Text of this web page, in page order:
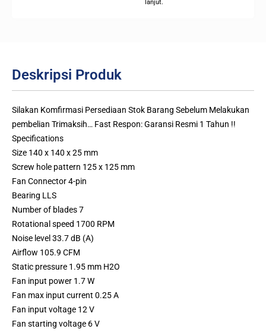
lanjut.
Deskripsi Produk
Silakan Komfirmasi Persediaan Stok Barang Sebelum Melakukan
pembelian Trimaksih… Fast Respon: Garansi Resmi 1 Tahun !!
Specifications
Size 140 x 140 x 25 mm
Screw hole pattern 125 x 125 mm
Fan Connector 4-pin
Bearing LLS
Number of blades 7
Rotational speed 1700 RPM
Noise level 33.7 dB (A)
Airflow 105.9 CFM
Static pressure 1.95 mm H2O
Fan input power 1.7 W
Fan max input current 0.25 A
Fan input voltage 12 V
Fan starting voltage 6 V